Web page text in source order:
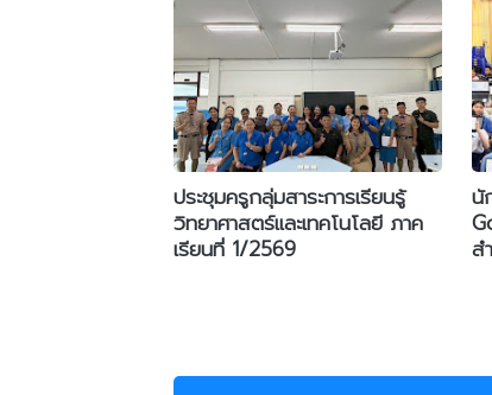
ประชุมครูกลุ่มสาระการเรียนรู้
วิทยาศาสตร์และเทคโนโลยี ภาค
เรียนที่ 1/2569
นั
ส